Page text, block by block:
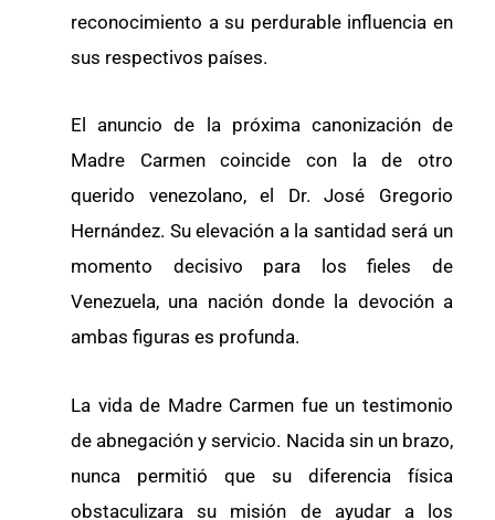
reconocimiento a su perdurable influencia en
sus respectivos países.
El anuncio de la próxima canonización de
Madre Carmen coincide con la de otro
querido venezolano, el Dr. José Gregorio
Hernández. Su elevación a la santidad será un
momento decisivo para los fieles de
Venezuela, una nación donde la devoción a
ambas figuras es profunda.
La vida de Madre Carmen fue un testimonio
de abnegación y servicio. Nacida sin un brazo,
nunca permitió que su diferencia física
obstaculizara su misión de ayudar a los